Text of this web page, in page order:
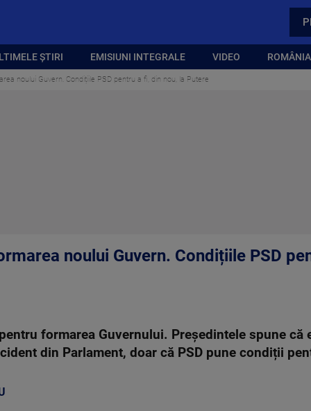
ȘTIRI EMISIUNI INTEGRALE VIDEO
noului Guvern. Condițiile PSD pentru a fi, din nou, la Putere
noului Guvern. Condițiile PSD
formarea Guvernului. Președintele spune că
din Parlament, doar că PSD pune condiții